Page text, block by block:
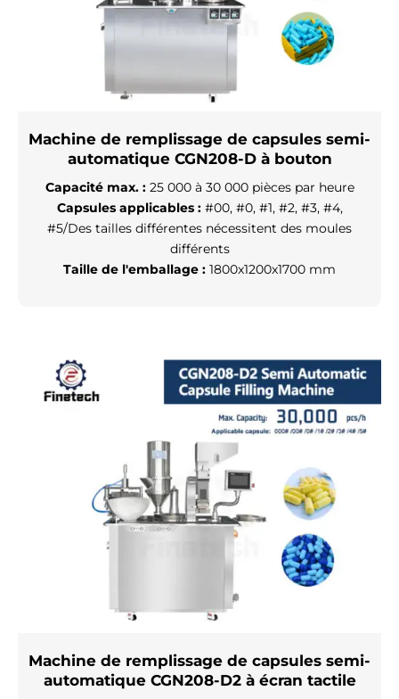
Machine de remplissage de capsules semi-
automatique CGN208-D à bouton
Capacité max. :25 000 à 30 000 pièces par heure
Capsules applicables :#00, #0, #1, #2, #3, #4,
#5/Des tailles différentes nécessitent des moules
différents
Taille de l'emballage : 1800x1200x1700 mm
Machine de remplissage de capsules semi-
automatique CGN208-D2 à écran tactile